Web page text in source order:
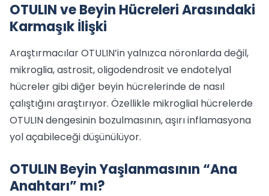
OTULIN ve Beyin Hücreleri Arasındaki
Karmaşık İlişki
Araştırmacılar OTULIN’in yalnızca nöronlarda değil,
mikroglia, astrosit, oligodendrosit ve endotelyal
hücreler gibi diğer beyin hücrelerinde de nasıl
çalıştığını araştırıyor. Özellikle mikroglial hücrelerde
OTULIN dengesinin bozulmasının, aşırı inflamasyona
yol açabileceği düşünülüyor.
OTULIN Beyin Yaşlanmasının “Ana
Anahtarı” mı?